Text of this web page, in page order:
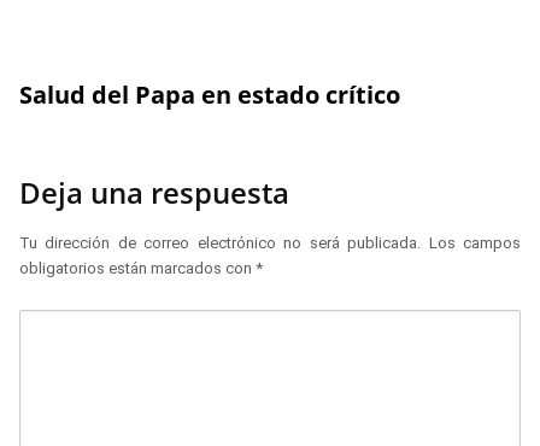
Salud del Papa en estado crítico
Deja una respuesta
Tu dirección de correo electrónico no será publicada.
Los campos
obligatorios están marcados con *